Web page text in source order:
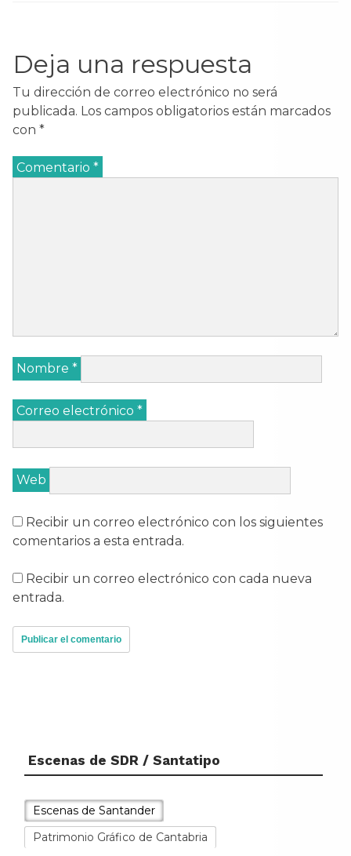
Deja una respuesta
Tu dirección de correo electrónico no será
publicada. Los campos obligatorios están marcados
con *
Comentario *
Nombre *
Correo electrónico *
Web
Recibir un correo electrónico con los siguientes
comentarios a esta entrada.
Recibir un correo electrónico con cada nueva
entrada.
Escenas de SDR / Santatipo
Escenas de Santander
Patrimonio Gráfico de Cantabria